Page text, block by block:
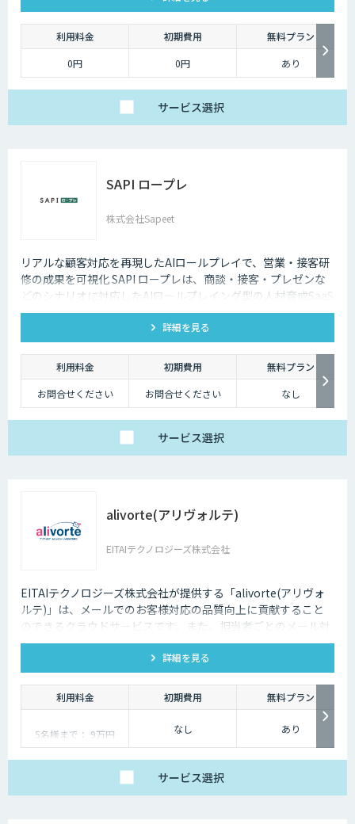
利用料金 初期費用
無料プラン
0円
0円 あり
サービス選択
SAPI ロープレ
株式会社Sapeet
リアルな顧客対応を再現したAIロールプレイで、営業・接客研
修の成果を可視化 SAPI ロープレは、商談・接客・プレゼンな
どのシナリオに対応したAIロールプレイング型の人材育成SaaS
です。 AIアバターとの実践トレーニングと動画フィードバック
により、新人・中途スタッフの早期戦力化と教育の属人化解消
を支援します。
詳細を見る
利用料金 初期費用
無料プラン
お問合せください
お問合せください なし
サービス選択
alivorte(アリヴォルテ)
EITAIテクノロジーズ株式会社
EITAIテクノロジーズ株式会社が提供する「alivorte(アリヴォ
ルテ)」は、メールでのお客様対応の品質向上に貢献すること
のできるクラウドサービスです。また、担当者ごとのメール対
応状況(受信・返信・未返信の件数など)も可視化します。
詳細を見る
利用料金 初期費用 無料プラン
5名様まで： 9万円
6名様以降〜： 9万円 +
なし あり
サービス選択